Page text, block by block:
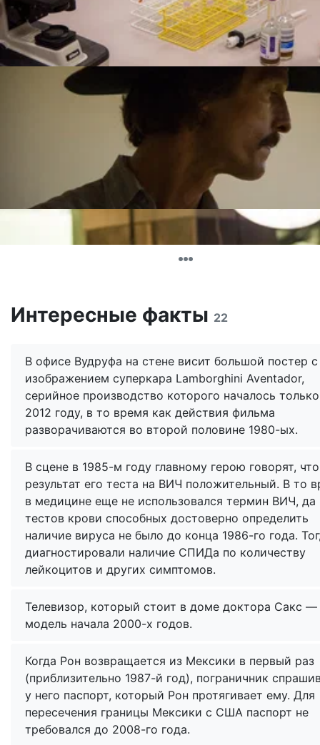
Интересные факты 22
В офисе Вудруфа на стене висит большой постер с
изображением суперкара Lamborghini Aventador,
серийное производство которого началось
2012 году, в то время как действия фильма
разворачиваются во второй половине 1980-ых.
В сцене в 1985-м году главному герою говорят, что
результат его теста на ВИЧ положительный. В то
в медицине еще не использовался термин ВИЧ, да
тестов крови способных достоверно определить
наличие вируса не было до конца 1986-го года.
диагностировали наличие СПИДа по количеству
лейкоцитов и других симптомов.
Телевизор, который стоит в доме доктора Сакс —
модель начала 2000-х годов.
Когда Рон возвращается из Мексики в первый раз
(приблизительно 1987-й год), пограничник
у него паспорт, который Рон протягивает ему. Для
пересечения границы Мексики с США паспорт не
требовался до 2008-го года.